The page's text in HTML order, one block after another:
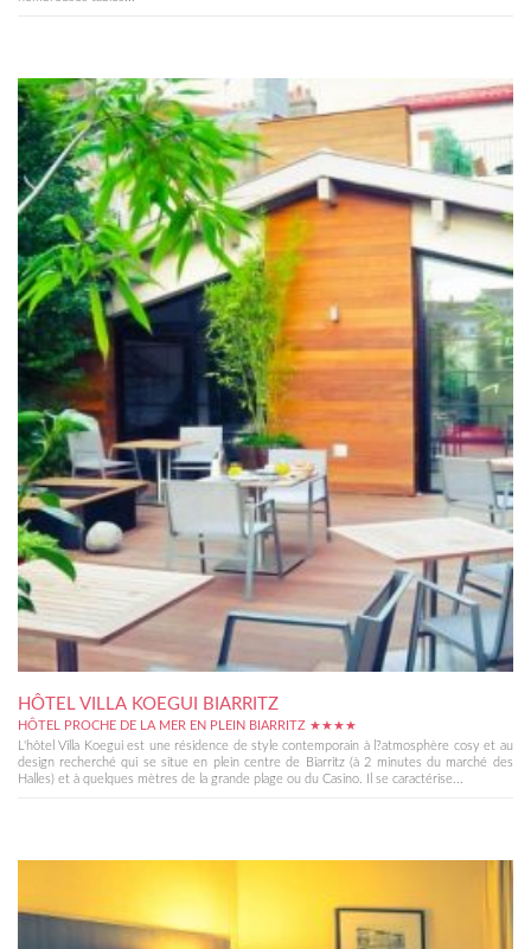
HÔTEL VILLA KOEGUI BIARRITZ
HÔTEL PROCHE DE LA MER EN PLEIN BIARRITZ ★★★★
L'hôtel Villa Koegui est une résidence de style contemporain à l?atmosphère cosy et au
design recherché qui se situe en plein centre de Biarritz (à 2 minutes du marché des
Halles) et à quelques mètres de la grande plage ou du Casino. Il se caractérise...